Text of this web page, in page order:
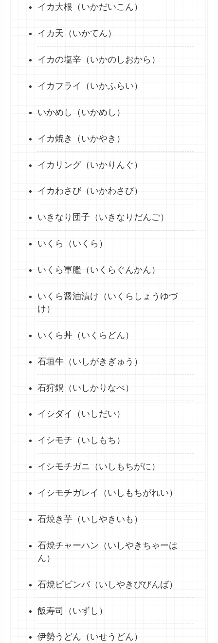
イカ大根（いかだいこん）
イカ天（いかてん）
イカの塩辛（いかのしおから）
イカフライ（いかふらい）
いかめし（いかめし）
イカ焼き（いかやき）
イカリング（いかりんぐ）
イカわさび（いかわさび）
いきなり団子（いきなりだんご）
いくら（いくら）
いくら軍艦（いくらぐんかん）
いくら醤油漬け（いくらしょうゆづ
け）
いくら丼（いくらどん）
石垣牛（いしがきぎゅう）
石狩鍋（いしかりなべ）
イシダイ（いしだい）
イシモチ（いしもち）
イシモチガニ（いしもちがに）
イシモチガレイ（いしもちがれい）
石焼き芋（いしやきいも）
石焼チャーハン（いしやきちゃーは
ん）
石焼ビビンバ（いしやきびびんば）
飯寿司（いずし）
伊勢うどん（いせうどん）